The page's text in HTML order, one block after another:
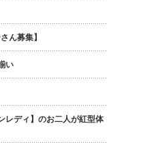
ん募集】
い
レディ】のお二人が紅型体